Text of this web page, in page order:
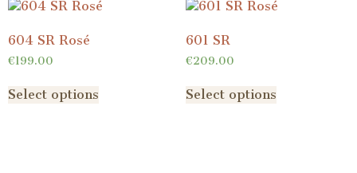
604 SR Rosé
€199.00
Select options
601 SR
€209.00
Select options